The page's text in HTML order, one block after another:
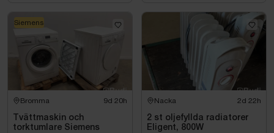
Bromma 9d 20h
Tvättmaskin och
torktumlare Siemens
Siemens
Nacka 2d 22h
2 st oljefyllda radiatorer
Eligent, 800W